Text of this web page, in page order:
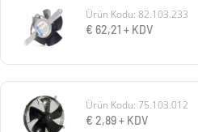
Ürün Kodu: 82.103.233
€ 62,21 + KDV
Ürün Kodu: 75.103.012
€ 2,89+ KDV